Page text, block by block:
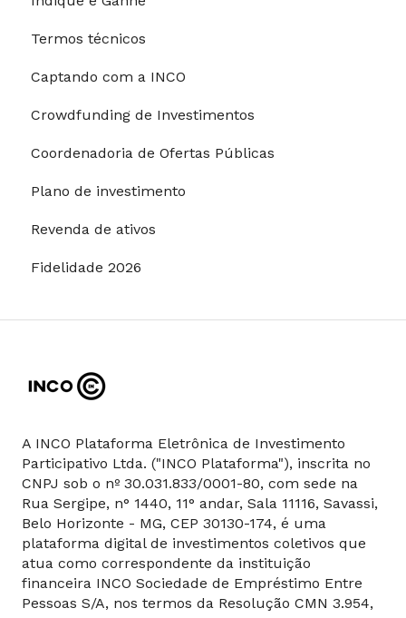
Riscos e garantias
Restrições para investimentos
Termos técnicos
Captando com a INCO
Crowdfunding de Investimentos
Coordenadoria de Ofertas Públicas
Plano de investimento
Revenda de ativos
Fidelidade 2026
A INCO Plataforma Eletrônica de Investimento
Participativo Ltda. ("INCO Plataforma"), inscrita no
CNPJ sob o nº 30.031.833/0001-80, com sede na
Rua Sergipe, n° 1440, 11° andar, Sala 11116, Savassi,
Belo Horizonte - MG, CEP 30130-174, é uma
plataforma digital de investimentos coletivos que
atua como correspondente da instituição
financeira INCO Sociedade de Empréstimo Entre
Pessoas S/A, nos termos da Resolução CMN 3.954,